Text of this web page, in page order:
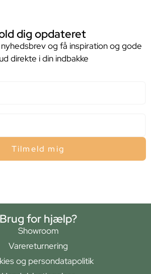
dig opdateret
og få inspiration og gode
direkte i din indbakke
Tilmeld mig
Brug for hjælp?
Showroom
Varereturnering
og persondatapolitik